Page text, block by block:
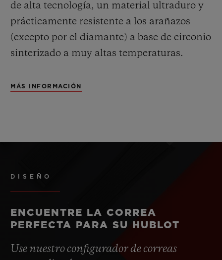
de alta tecnología, un material ultraduro y
prácticamente resistente a los arañazos
(excepto por el diamante) a base de circonio
sinterizado a muy altas temperaturas.
MÁS INFORMACIÓN
DISEÑO
ENCUENTRE LA CORREA
PERFECTA PARA SU HUBLOT
Use nuestro configurador de correas